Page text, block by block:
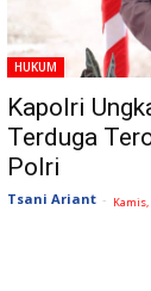
HUKUM
Kapolri
Terduga
Polri
Tsani Ariant - Kamis,